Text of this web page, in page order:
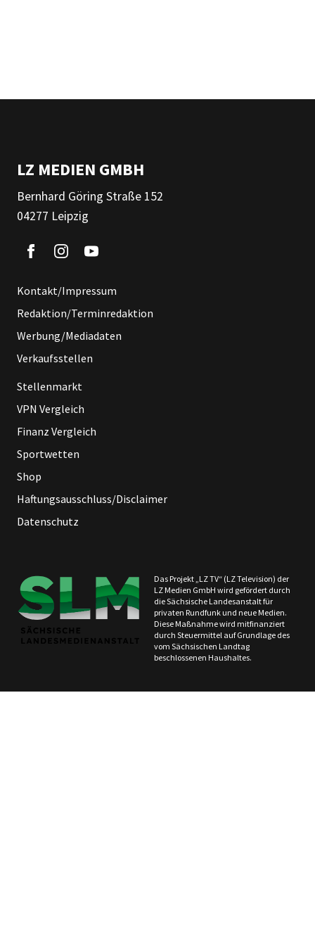
LZ MEDIEN GMBH
Bernhard Göring Straße 152
04277 Leipzig
Kontakt/Impressum
Redaktion/Terminredaktion
Werbung/Mediadaten
Verkaufsstellen
Stellenmarkt
VPN Vergleich
Finanz Vergleich
Sportwetten
Shop
Haftungsausschluss/Disclaimer
Datenschutz
Das Projekt „LZ TV“ (LZ Television) der
LZ Medien GmbH wird gefördert durch
die Sächsische Landesanstalt für
privaten Rundfunk und neue Medien.
Diese Maßnahme wird mitfinanziert
durch Steuermittel auf Grundlage des
vom Sächsischen Landtag
beschlossenen Haushaltes.